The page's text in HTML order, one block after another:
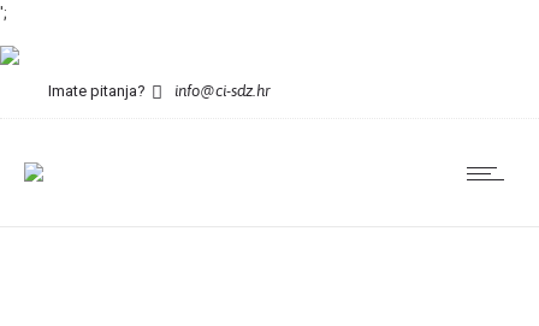
';
Imate pitanja? info@ci-sdz.hr